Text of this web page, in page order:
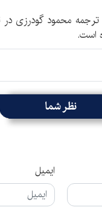
نظر شما
ایمیل